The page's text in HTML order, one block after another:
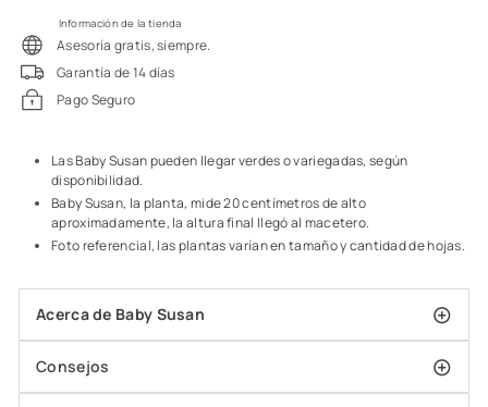
Información de la tienda
Asesoría gratis, siempre.
Garantía de 14 días
Pago Seguro
Las Baby Susan pueden llegar verdes o variegadas, según
disponibilidad.
Baby Susan, la planta, mide 20 centímetros de alto
aproximadamente, la altura final llegó al macetero.
Foto referencial, las plantas varían en tamaño y cantidad de hojas.
Acerca de Baby Susan
Consejos